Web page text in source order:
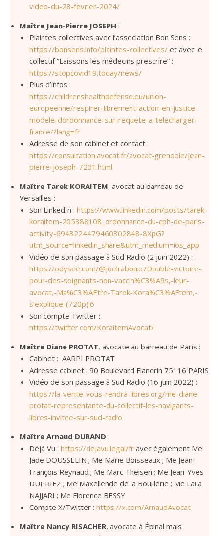
video-du-28-fevrier-2024/
Maître Jean-Pierre JOSEPH :
Plaintes collectives avec l’association Bon Sens :
https://bonsens.info/plaintes-collectives/ et avec le
collectif “Laissons les médecins prescrire” :
https://stopcovid19.today/news/
Plus d’infos :
https://childrenshealthdefense.eu/union-
europeenne/respirer-librement-action-en-justice-
modele-dordonnance-sur-requete-a-telecharger-
france/?lang=fr
Adresse de son cabinet et contact :
https://consultation.avocat.fr/avocat-grenoble/jean-
pierre-joseph-7201.html
Maître Tarek KORAITEM, avocat au barreau de
Versailles :
Son LinkedIn : https://www.linkedin.com/posts/tarek-
koraitem-205388108_ordonnance-du-cph-de-paris-
activity-6943224479460302848-8XpG?
utm_source=linkedin_share&utm_medium=ios_app
Vidéo de son passage à Sud Radio (2 juin 2022) :
https://odysee.com/@joelraboni:c/Double-victoire-
pour-des-soignants-non-vaccin%C3%A9s,-leur-
avocat,-Ma%C3%AEtre-Tarek-Kora%C3%AFtem,-
s’explique-(720p):6
Son compte Twitter :
https://twitter.com/KoraitemAvocat/
Maître Diane PROTAT, avocate au barreau de Paris :
Cabinet : AARPI PROTAT
Adresse cabinet : 90 Boulevard Flandrin 75116 PARIS
Vidéo de son passage à Sud Radio (16 juin 2022) :
https://la-verite-vous-rendra-libres.org/me-diane-
protat-representante-du-collectif-les-navigants-
libres-invitee-sur-sud-radio
Maître Arnaud DURAND :
Déjà Vu : https://dejavu.legal/fr avec également Me
Jade DOUSSELIN ; Me Marie Boisseaux ; Me Jean-
François Reynaud ; Me Marc Theisen ; Me Jean-Yves
DUPRIEZ ; Me Maxellende de la Bouillerie ; Me Laïla
NAJJARI ; Me Florence BESSY
Compte X/Twitter : https://x.com/ArnaudAvocat
Maître Nancy RISACHER, avocate à Épinal mais